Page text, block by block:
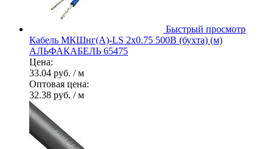
Быстрый просмотр
Кабель МКШнг(А)-LS 2х0.75 500В (бухта) (м)
АЛЬФАКАБЕЛЬ 65475
Цена:
33.04 руб. / м
Оптовая цена:
32.38 руб. / м